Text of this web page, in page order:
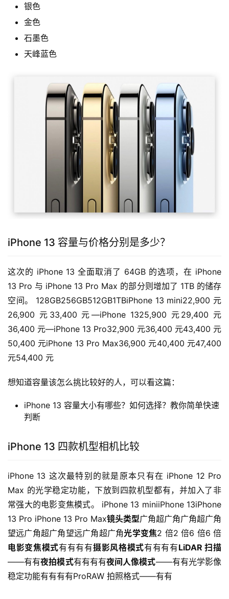
银色
金色
石墨色
天峰蓝色
iPhone 13 容量与价格分别是多少？
这次的 iPhone 13 全面取消了 64GB 的选项，在 iPhone
13 Pro 与 iPhone 13 Pro Max 的部分则增加了 1TB 的储存
空间。 128GB256GB512GB1TBiPhone 13 mini22,900 元
26,900 元33,400 元—iPhone 1325,900 元29,400 元
36,400 元—iPhone 13 Pro32,900 元36,400 元43,400 元
50,400 元iPhone 13 Pro Max36,900 元40,400 元47,400
元54,400 元
想知道容量该怎么挑比较好的人，可以看这篇：
iPhone 13 容量大小有哪些？如何选择？教你简单快速
判断
iPhone 13 四款机型相机比较
iPhone 13 这次最特别的就是原本只有在 iPhone 12 Pro
Max 的光学稳定功能，下放到四款机型都有，并加入了非
常强大的电影变焦模式。 iPhone 13 miniiPhone 13iPhone
13 Pro iPhone 13 Pro Max镜头类型广角超广角广角超广角
望远广角超广角望远广角超广角光学变焦2 倍2 倍6 倍6 倍
电影变焦模式有有有有摄影风格模式有有有有LiDAR 扫描
——有有夜拍模式有有有有夜间人像模式——有有光学影像
稳定功能有有有有ProRAW 拍照格式——有有